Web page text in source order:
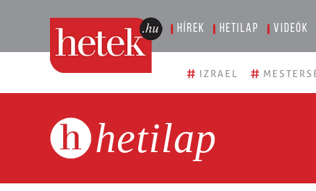
Hírek Hetilap Videók
# IZRAEL #
hetilap